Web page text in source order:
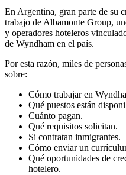
En Argentina, gran parte de su
trabajo de Albamonte Group,
y operadores hoteleros
de Wyndham en el país.
Por esta razón, miles de
sobre:
Cómo trabajar en
Qué puestos están
Cuánto pagan.
Qué requisitos solicitan.
Si contratan inmigrantes.
Cómo enviar un
Qué oportunidades de
hotelero.